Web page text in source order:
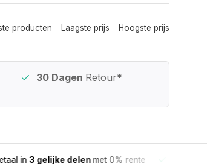
producten Laagste prijs Hoogste prijs
30 Dagen Retour*
3 gelijke delen met 0% rente